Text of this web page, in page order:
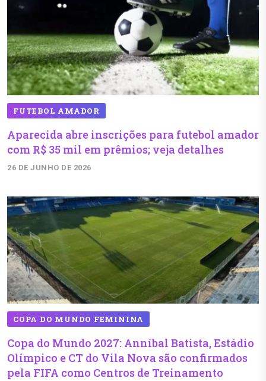
FUTEBOL AMADOR
Aparecida abre inscrições para futebol amador
com R$ 35 mil em prêmios; veja detalhes
26 DE JUNHO DE 2026
COPA DO MUNDO FEMININA
Copa do Mundo 2027: Anníbal Batista, Estádio
Olímpico e CT do Vila Nova são confirmados
pela FIFA como Centros de Treinamento